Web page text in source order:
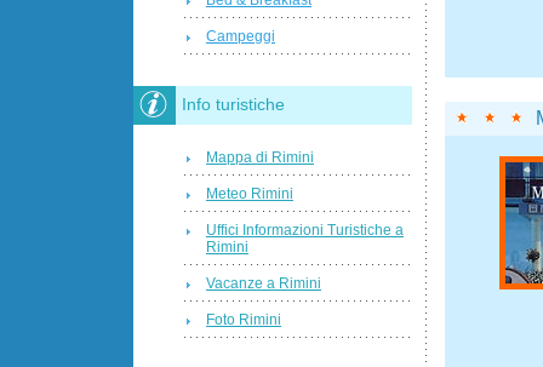
Campeggi
Info turistiche
Mappa di Rimini
Meteo Rimini
Uffici Informazioni Turistiche a
Rimini
Vacanze a Rimini
Foto Rimini